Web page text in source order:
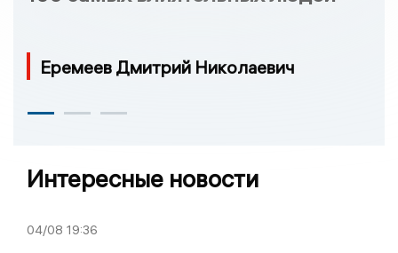
Еремеев Дмитрий Николаевич
Интересные новости
04/08 19:36